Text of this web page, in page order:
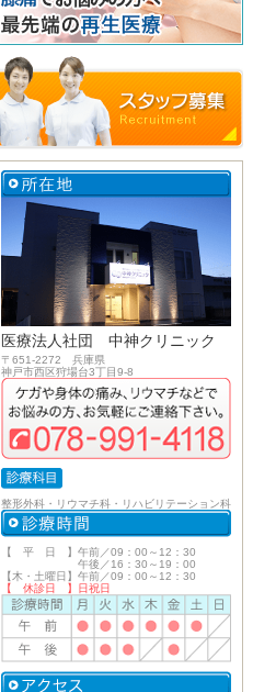
医療法人社団 中神クリニック
〒651-2272 兵庫県
神戸市西区狩場台3丁目9-8
整形外科・リウマチ科・リハビリテーション科
【 平 日 】午前／09：00～12：30
午後／16：30～19：00
【木・土曜日】午前／09：00～12：30
【 休診日 】日祝日